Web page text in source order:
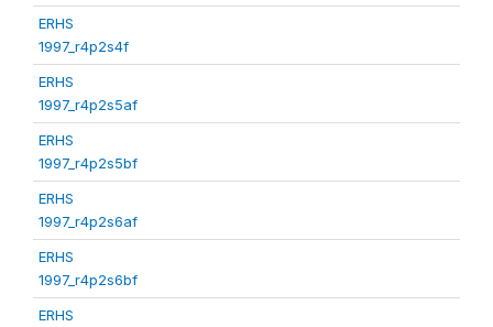
ERHS
1997_r4p2s4f
ERHS
1997_r4p2s5af
ERHS
1997_r4p2s5bf
ERHS
1997_r4p2s6af
ERHS
1997_r4p2s6bf
ERHS